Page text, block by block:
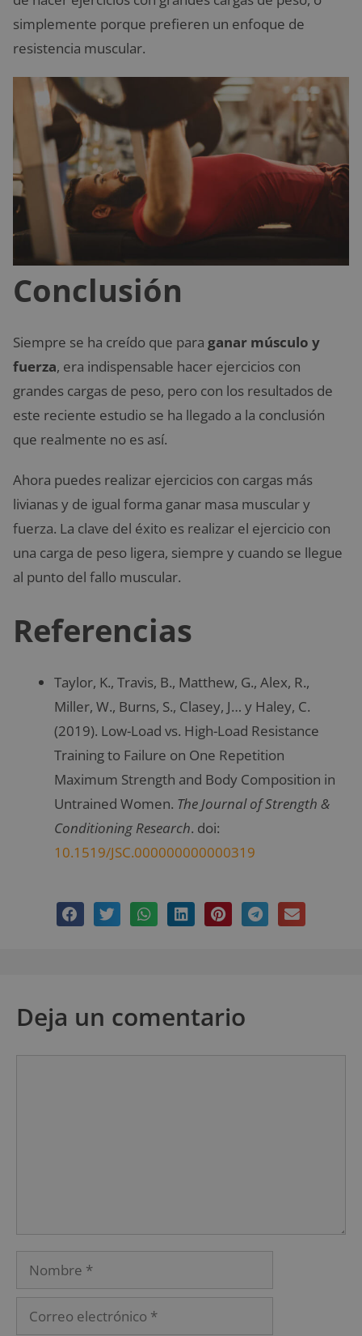
simplemente porque prefieren un enfoque de
resistencia muscular.
Conclusión
Siempre se ha creído que para ganar músculo y
fuerza, era indispensable hacer ejercicios con
grandes cargas de peso, pero con los resultados de
este reciente estudio se ha llegado a la conclusión
que realmente no es así.
Ahora puedes realizar ejercicios con cargas más
livianas y de igual forma ganar masa muscular y
fuerza. La clave del éxito es realizar el ejercicio con
una carga de peso ligera, siempre y cuando se llegue
al punto del fallo muscular.
Referencias
Taylor, K., Travis, B., Matthew, G., Alex, R.,
Miller, W., Burns, S., Clasey, J… y Haley, C.
(2019). Low-Load vs. High-Load Resistance
Training to Failure on One Repetition
Maximum Strength and Body Composition in
Untrained Women. The Journal of Strength &
Conditioning Research. doi:
10.1519/JSC.000000000000319
Deja un comentario